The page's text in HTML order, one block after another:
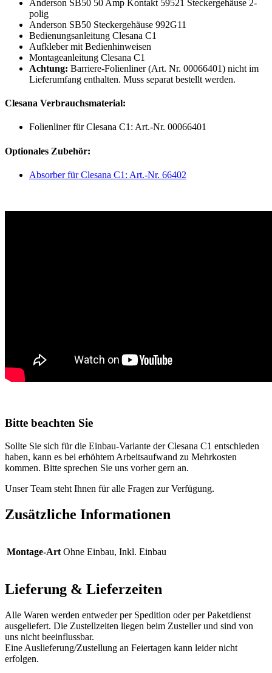
Anderson SB50 50 Amp Kontakt 59521 Steckergehäuse 2-
polig
Anderson SB50 Steckergehäuse 992G11
Bedienungsanleitung Clesana C1
Aufkleber mit Bedienhinweisen
Montageanleitung Clesana C1
Achtung: Barriere-Folienliner (Art. Nr. 00066401) nicht im
Lieferumfang enthalten. Muss separat bestellt werden.
Clesana Verbrauchsmaterial:
Folienliner für Clesana C1: Art.-Nr. 00066401
Optionales Zubehör:
Absorber für Clesana C1: Art.-Nr. 66402
Bitte beachten Sie
Sollte Sie sich für die Einbau-Variante der Clesana C1 entschieden
haben, kann es bei erhöhtem Arbeitsaufwand zu Mehrkosten
kommen. Bitte sprechen Sie uns vorher gern an.
Unser Team steht Ihnen für alle Fragen zur Verfügung.
Zusätzliche Informationen
Montage-Art Ohne Einbau, Inkl. Einbau
Lieferung & Lieferzeiten
Alle Waren werden entweder per Spedition oder per Paketdienst
ausgeliefert. Die Zustellzeiten liegen beim Zusteller und sind von
uns nicht beeinflussbar.
Eine Auslieferung/Zustellung an Feiertagen kann leider nicht
erfolgen.